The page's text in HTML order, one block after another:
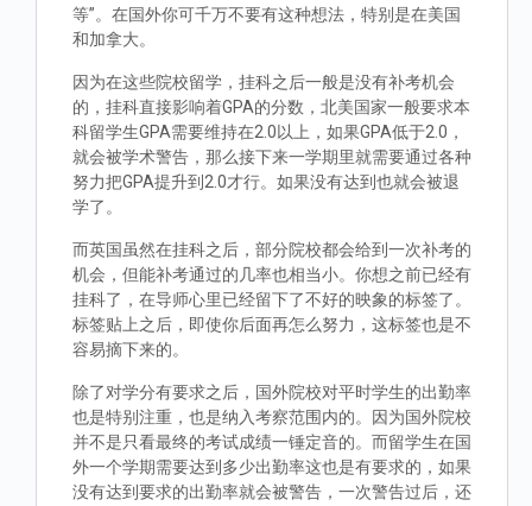
等”。在国外你可千万不要有这种想法，特别是在美国
和加拿大。
因为在这些院校留学，挂科之后一般是没有补考机会
的，挂科直接影响着GPA的分数，北美国家一般要求本
科留学生GPA需要维持在2.0以上，如果GPA低于2.0，
就会被学术警告，那么接下来一学期里就需要通过各种
努力把GPA提升到2.0才行。如果没有达到也就会被退
学了。
而英国虽然在挂科之后，部分院校都会给到一次补考的
机会，但能补考通过的几率也相当小。你想之前已经有
挂科了，在导师心里已经留下了不好的映象的标签了。
标签贴上之后，即使你后面再怎么努力，这标签也是不
容易摘下来的。
除了对学分有要求之后，国外院校对平时学生的出勤率
也是特别注重，也是纳入考察范围内的。因为国外院校
并不是只看最终的考试成绩一锤定音的。而留学生在国
外一个学期需要达到多少出勤率这也是有要求的，如果
没有达到要求的出勤率就会被警告，一次警告过后，还